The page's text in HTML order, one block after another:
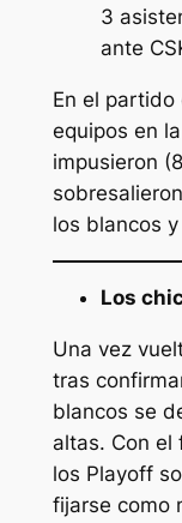
3
ante
En el
equipos en
impusieron
sobresalieron
los blancos y
Los
Una vez
tras
blancos se
altas. Con el
los Playoff
fijarse como